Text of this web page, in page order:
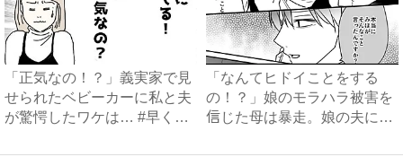
「正気なの！？」義実家で見
せられたベビーカーに私と夫
が驚愕したワケは… #早く
「なんてヒドイことをする
の！？」娘のモラハラ被害を
信じた母は暴走。娘の夫に電